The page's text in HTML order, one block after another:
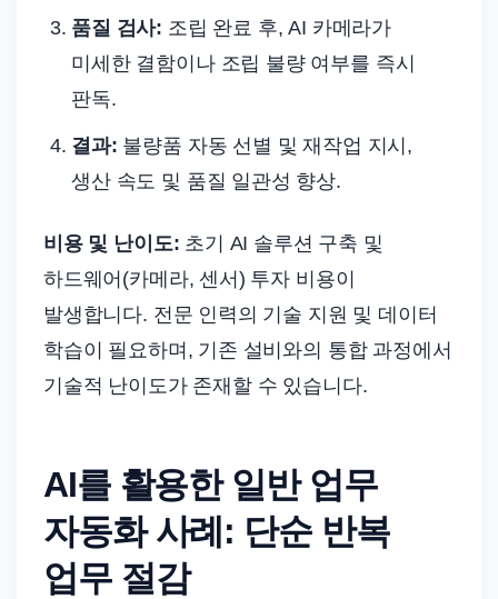
품질 검사: 조립 완료 후, AI 카메라가
미세한 결함이나 조립 불량 여부를 즉시
판독.
결과: 불량품 자동 선별 및 재작업 지시,
생산 속도 및 품질 일관성 향상.
비용 및 난이도: 초기 AI 솔루션 구축 및
하드웨어(카메라, 센서) 투자 비용이
발생합니다. 전문 인력의 기술 지원 및 데이터
학습이 필요하며, 기존 설비와의 통합 과정에서
기술적 난이도가 존재할 수 있습니다.
AI를 활용한 일반 업무
자동화 사례: 단순 반복
업무 절감